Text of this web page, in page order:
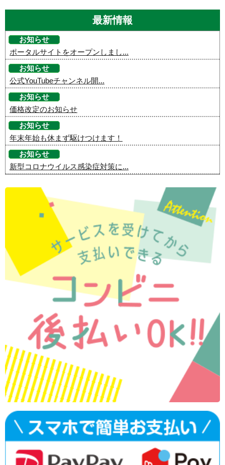
最新情報
お知らせ
ポータルサイトをオープンしまし...
お知らせ
公式YouTubeチャンネル開...
お知らせ
価格改定のお知らせ
お知らせ
年末年始も休まず駆けつけます！
お知らせ
新型コロナウイルス感染症対策に...